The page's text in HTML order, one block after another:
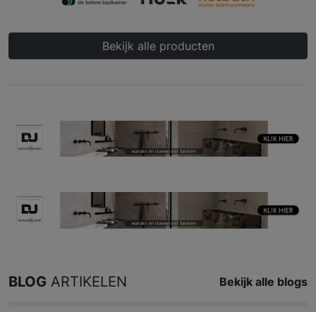
Bekijk alle producten
BLOG ARTIKELEN Bekijk alle blogs